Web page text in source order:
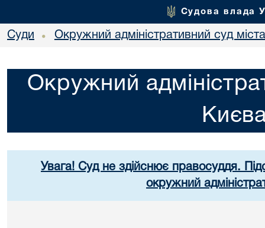
Судова влада
Суди • Окружний адміністративний суд
Окружний
Увага! Суд не здійснює правосуддя.
окружний